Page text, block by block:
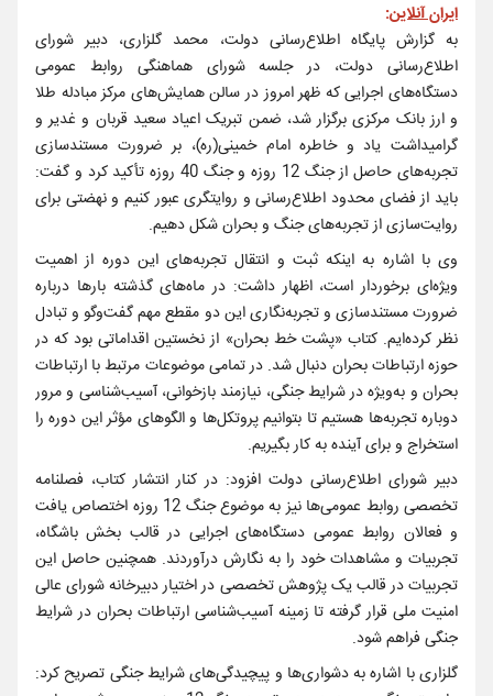
ایران آنلاین:
به گزارش پایگاه اطلاع‌رسانی دولت، محمد گلزاری، دبیر شورای
اطلاع‌رسانی دولت، در جلسه شورای هماهنگی روابط عمومی
دستگاه‌های اجرایی که ظهر امروز در سالن همایش‌های مرکز مبادله طلا
و ارز بانک مرکزی برگزار شد، ضمن تبریک اعیاد سعید قربان و غدیر و
گرامیداشت یاد و خاطره امام خمینی(ره)، بر ضرورت مستندسازی
تجربه‌های حاصل از جنگ 12 روزه و جنگ 40 روزه تأکید کرد و گفت:
باید از فضای محدود اطلاع‌رسانی و روایتگری عبور کنیم و نهضتی برای
روایت‌سازی از تجربه‌های جنگ و بحران شکل دهیم.
وی با اشاره به اینکه ثبت و انتقال تجربه‌های این دوره از اهمیت
ویژه‌ای برخوردار است، اظهار داشت: در ماه‌های گذشته بارها درباره
ضرورت مستندسازی و تجربه‌نگاری این دو مقطع مهم گفت‌وگو و تبادل
نظر کرده‌ایم. کتاب «پشت خط بحران» از نخستین اقداماتی بود که در
حوزه ارتباطات بحران دنبال شد. در تمامی موضوعات مرتبط با ارتباطات
بحران و به‌ویژه در شرایط جنگی، نیازمند بازخوانی، آسیب‌شناسی و مرور
دوباره تجربه‌ها هستیم تا بتوانیم پروتکل‌ها و الگوهای مؤثر این دوره را
استخراج و برای آینده به کار بگیریم.
دبیر شورای اطلاع‌رسانی دولت افزود: در کنار انتشار کتاب، فصلنامه
تخصصی روابط عمومی‌ها نیز به موضوع جنگ 12 روزه اختصاص یافت
و فعالان روابط عمومی دستگاه‌های اجرایی در قالب بخش باشگاه،
تجربیات و مشاهدات خود را به نگارش درآوردند. همچنین حاصل این
تجربیات در قالب یک پژوهش تخصصی در اختیار دبیرخانه شورای عالی
امنیت ملی قرار گرفته تا زمینه آسیب‌شناسی ارتباطات بحران در شرایط
جنگی فراهم شود.
گلزاری با اشاره به دشواری‌ها و پیچیدگی‌های شرایط جنگی تصریح کرد: